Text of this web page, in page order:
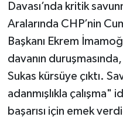
Davası’nda kritik
Aralarında CHP’nin
Başkanı Ekrem
davanın
Sukas kürsüye çıktı.
adanmışlıkla çalışma"
başarısı için emek